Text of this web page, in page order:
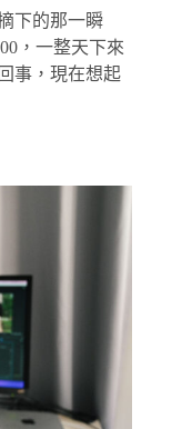
下的那一瞬
，一整天下來
事，現在想起